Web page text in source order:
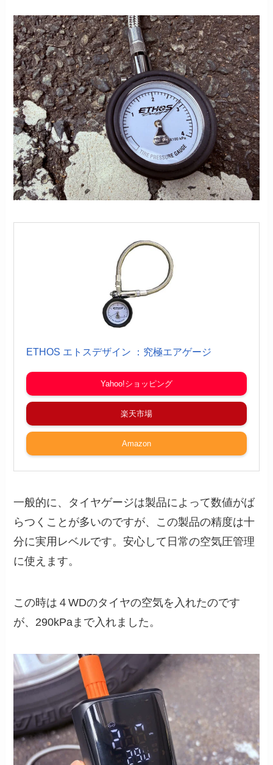
ETHOS エトスデザイン ：究極エアゲージ
Yahoo!ショッピング
楽天市場
Amazon
一般的に、タイヤゲージは製品によって数値がば
らつくことが多いのですが、この製品の精度は十
分に実用レベルです。安心して日常の空気圧管理
に使えます。
この時は４WDのタイヤの空気を入れたのです
が、290kPaまで入れました。